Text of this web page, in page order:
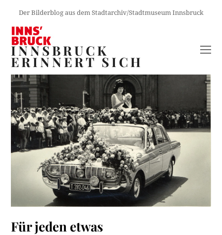
Der Bilderblog aus dem Stadtarchiv/Stadtmuseum Innsbruck
INNSBRUCK
ERINNERT SICH
Für jeden etwas